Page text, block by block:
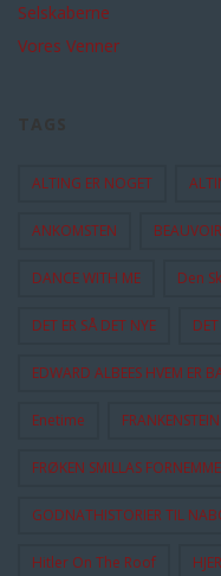
Selskaberne
Vores Venner
ALTING ER NOGET
ANKOMSTEN BEAUVOIR
DANCE WITH ME Den
DET ER SÅ DET NYE
EDWARD ALBEES HVEM ER
Enetime FRANKENSTEIN
FRØKEN SMILLAS
GODNATHISTORIER TIL
Hitler On The Roof